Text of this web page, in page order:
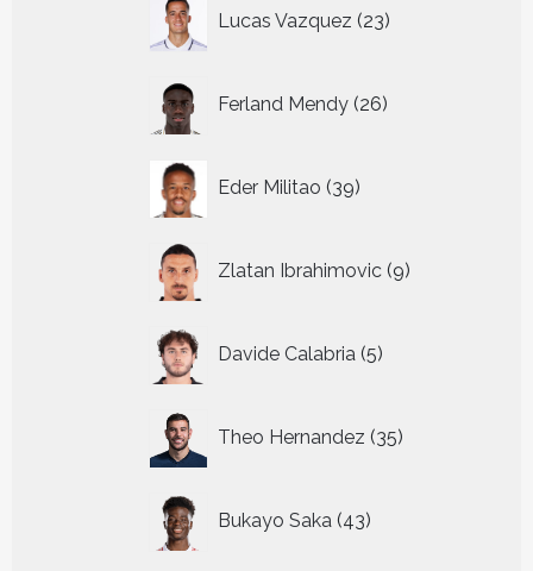
Lucas Vazquez 23
producten
Ferland Mendy 26
producten
Eder Militao 39
producten
Zlatan Ibrahimovic 9
producten
Davide Calabria 5
producten
Theo Hernandez 35
producten
Bukayo Saka 43
producten